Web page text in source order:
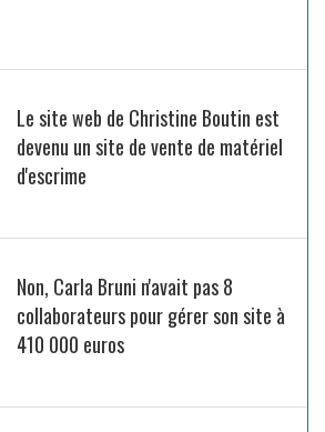
Le site web de Christine Boutin est
devenu un site de vente de matériel
d'escrime
Non, Carla Bruni n'avait pas 8
collaborateurs pour gérer son site à
410 000 euros